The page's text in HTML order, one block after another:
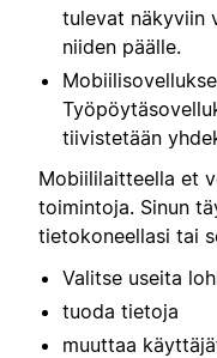
tulevat näkyviin
niiden päälle.
tiivistetään
Mobiililaitteella et
toimintoja. Sinun
tietokoneellasi tai
Valitse useita
tuoda tietoja
muuttaa